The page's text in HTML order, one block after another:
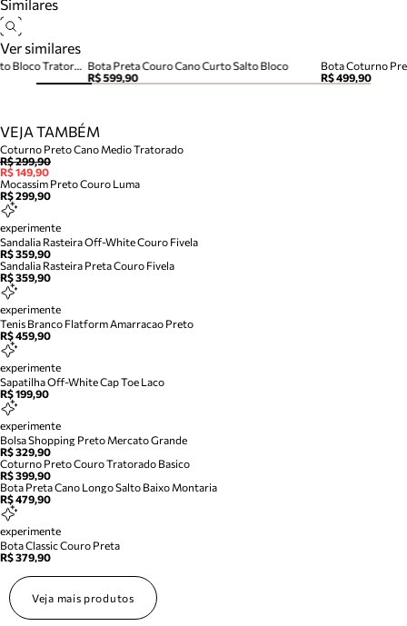
Similares
Ver similares
Bota Preta Couro Cano Curto Salto Bloco
R$ 599,90
R$ 499,90
Bota Coturno Preta Couro Salto Bloco Tratorado
VEJA TAMBÉM
Coturno Preto Cano Medio Tratorado
R$ 299,90
R$ 149,90
Mocassim Preto Couro Luma
R$ 299,90
experimente
Sandalia Rasteira Off-White Couro Fivela
R$ 359,90
Sandalia Rasteira Preta Couro Fivela
R$ 359,90
experimente
Tenis Branco Flatform Amarracao Preto
R$ 459,90
experimente
Sapatilha Off-White Cap Toe Laco
R$ 199,90
experimente
Bolsa Shopping Preto Mercato Grande
R$ 329,90
Coturno Preto Couro Tratorado Basico
R$ 399,90
Bota Preta Cano Longo Salto Baixo Montaria
R$ 479,90
experimente
Bota Classic Couro Preta
R$ 379,90
Veja mais produtos